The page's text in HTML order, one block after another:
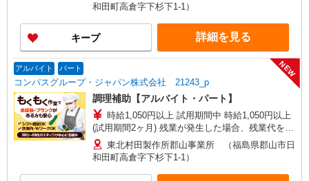
和田町高倉字下杉下1-1）
キープ 詳細を見る
アルバイト パート
コンパスグループ・ジャパン株式会社 21243_p
NEW
調理補助【アルバイト・パート】
時給1,050円以上 試用期間中 時給1,050円以上
(試用期間2ヶ月) 残業が発生した場合、残業代を1
分単位で別途支給します。
東北村田製作所郡山事業所 （福島県郡山市日
和田町高倉字下杉下1-1）